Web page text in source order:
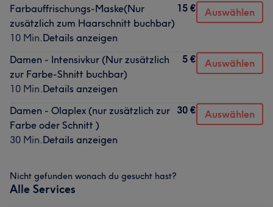
Farbauffrischungs-Maske(Nur
zusätzlich zum Haarschnitt buchbar)
10 Min.Details anzeigen
15 € Auswählen
Damen - Intensivkur (Nur zusätzlich
zur Farbe-Shnitt buchbar)
10 Min.Details anzeigen
5 € Auswählen
Damen - Olaplex (nur zusätzlich zur
Farbe oder Schnitt )
30 Min.Details anzeigen
30 € Auswählen
Nicht gefunden wonach du gesucht hast?
Alle Services